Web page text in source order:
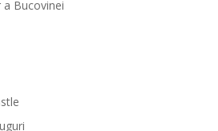
Bucovinei